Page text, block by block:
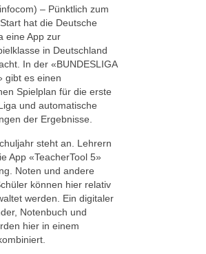
– Pünktlich zum
hat die Deutsche
eine App zur
in Deutschland
In der «BUNDESLIGA
gibt es einen
Spielplan für die erste
und automatische
der Ergebnisse.
steht an. Lehrern
App «TeacherTool 5»
Noten und andere
können hier relativ
werden. Ein digitaler
Notenbuch und
hier in einem